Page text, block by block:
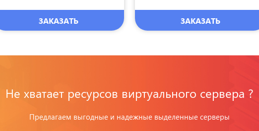
ЗАКАЗАТЬ ЗАКАЗАТЬ
Не хватает ресурсов виртуального сервера ?
Предлагаем выгодные и надежные выделенные серверы